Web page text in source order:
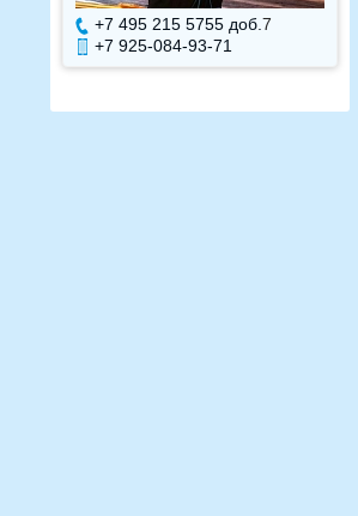
+7 495 215 5755 доб.7
+7 925-084-93-71